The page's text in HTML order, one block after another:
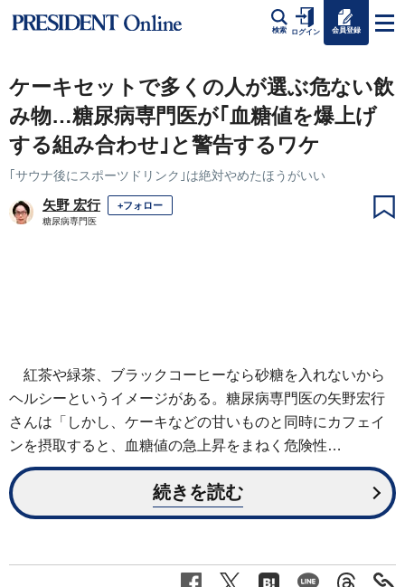
検索 ログイン 会員登録
ケーキセットで多くの人が選ぶ危ない飲
み物…糖尿病専門医が｢血糖値を爆上げ
する組み合わせ｣と警告するワケ
｢サウナ後にスポーツドリンク｣は絶対やめたほうがいい
矢野 宏行 +フォロー
糖尿病専門医
紅茶や緑茶、ブラックコーヒーなら砂糖を入れないから
ヘルシーというイメージがある。糖尿病専門医の矢野宏行
さんは「しかし、ケーキなどの甘いものと同時にカフェイ
ンを摂取すると、血糖値の急上昇をまねく危険性…
続きを読む